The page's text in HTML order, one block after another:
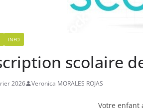
INFO
scolaire
2026 Veronica MORALES ROJAS
Votre enfant